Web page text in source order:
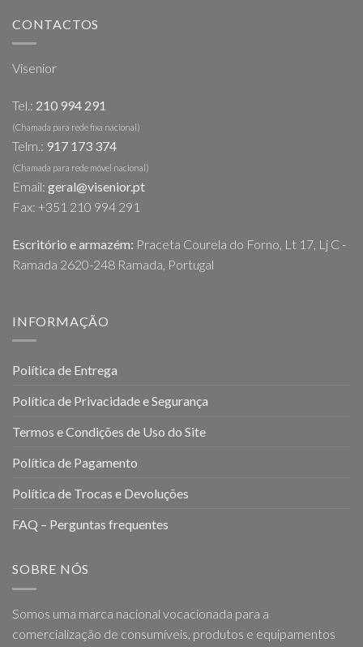
CONTACTOS
Visenior
Tel.: 210 994 291
(Chamada para rede fixa nacional)
Telm.: 917 173 374
(Chamada para rede móvel nacional)
Email: geral@visenior.pt
Fax: +351 210 994 291
Escritório e armazém: Praceta Courela do Forno, Lt 17, Lj C -
Ramada 2620-248 Ramada, Portugal
INFORMAÇÃO
Política de Entrega
Política de Privacidade e Segurança
Termos e Condições de Uso do Site
Política de Pagamento
Política de Trocas e Devoluções
FAQ – Perguntas frequentes
SOBRE NÓS
Somos uma marca nacional vocacionada para a
comercialização de consumíveis, produtos e equipamentos